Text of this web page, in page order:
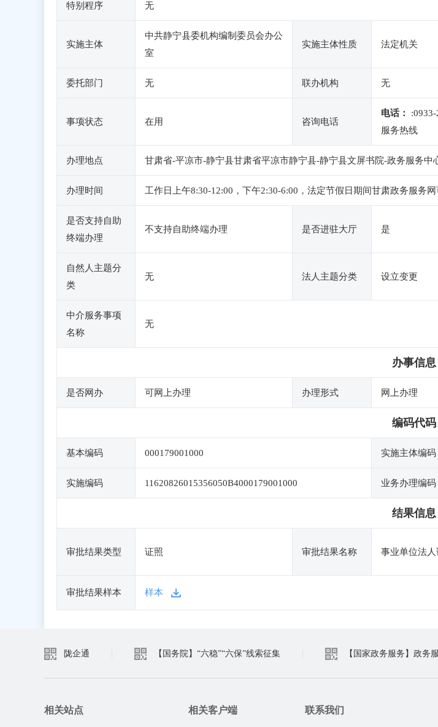
特别程序 无
实施主体
中共静宁县委机构编制委员会办公
室
实施主体性质 法定机关
委托部门 无 联办机构 无
事项状态 在用 咨询电话
电话：
服务热线
办理地点 甘肃省-平凉市-静宁县甘肃省平凉市静宁县-静宁县文屏书院-政务服务中
办理时间 工作日上午8:30-12:00，下午2:30-6:00，法定节假日期间甘肃政务服务
是否支持自助
终端办理
不支持自助终端办理 是否进驻大厅 是
自然人主题分
类
无 法人主题分类 设立变更
中介服务事项
名称
无
办事信息
是否网办 可网上办理 办理形式 网上办理
编码代码
基本编码 000179001000 实施主体编码
实施编码 11620826015356050B4000179001000 业务办理编码
结果信息
审批结果类型 证照 审批结果名称 事业单位法人
审批结果样本 样本
陇企通 【国务院】“六稳”“六保”线索征集 【国家政务服务】政务
相关站点 相关客户端 联系我们